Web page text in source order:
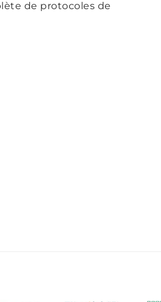
de protocoles de